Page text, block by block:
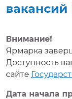
Внимание!
Ярмарка
Доступность
сайте
Дата начала